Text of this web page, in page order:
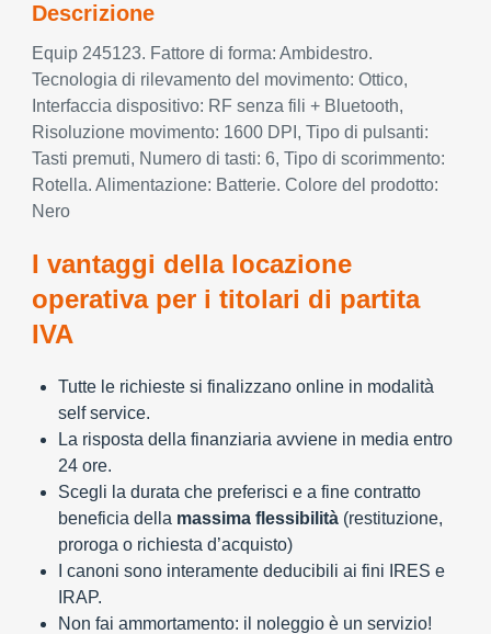
Descrizione
Equip 245123. Fattore di forma: Ambidestro.
Tecnologia di rilevamento del movimento: Ottico,
Interfaccia dispositivo: RF senza fili + Bluetooth,
Risoluzione movimento: 1600 DPI, Tipo di pulsanti:
Tasti premuti, Numero di tasti: 6, Tipo di scorimmento:
Rotella. Alimentazione: Batterie. Colore del prodotto:
Nero
I vantaggi della locazione
operativa per i titolari di partita
IVA
Tutte le richieste si finalizzano online in modalità
self service.
La risposta della finanziaria avviene in media entro
24 ore.
Scegli la durata che preferisci e a fine contratto
beneficia della massima flessibilità (restituzione,
proroga o richiesta d’acquisto)
I canoni sono interamente deducibili ai fini IRES e
IRAP.
Non fai ammortamento: il noleggio è un servizio!